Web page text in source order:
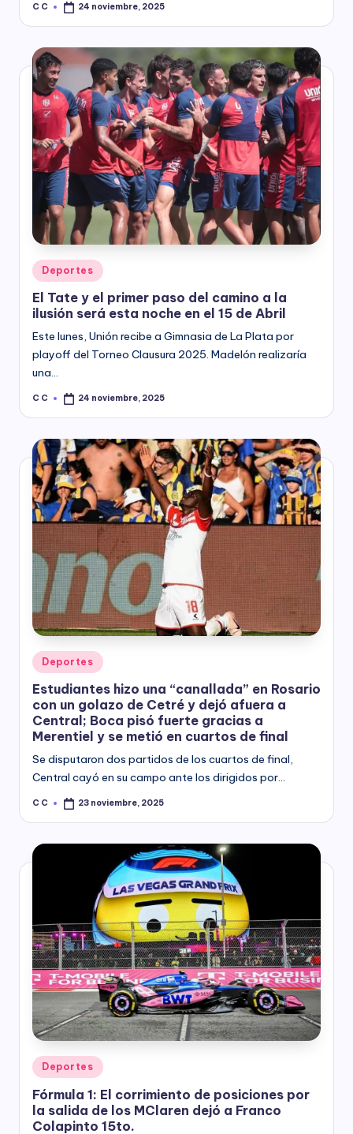
Posted
C C 24 noviembre, 2025
Posted
in
Deportes
El Tate y el primer paso del camino a la
ilusión será esta noche en el 15 de Abril
Este lunes, Unión recibe a Gimnasia de La Plata por
playoff del Torneo Clausura 2025. Madelón realizaría
una…
Posted
C C 24 noviembre, 2025
Posted
in
Deportes
Estudiantes hizo una “canallada” en Rosario
con un golazo de Cetré y dejó afuera a
Central; Boca pisó fuerte gracias a
Merentiel y se metió en cuartos de final
Se disputaron dos partidos de los cuartos de final,
Central cayó en su campo ante los dirigidos por…
Posted
C C 23 noviembre, 2025
Posted
in
Deportes
Fórmula 1: El corrimiento de posiciones por
la salida de los MClaren dejó a Franco
Colapinto 15to.